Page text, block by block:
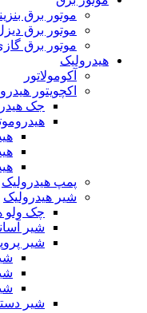
موتور برق
موتور برق
موتور برق
هیدرولیک
آکومولاتور
اکچویتور
جک
پمپ هیدرولیک
شیر هیدرولیک
چک ولو
شیر
شیر
شیر